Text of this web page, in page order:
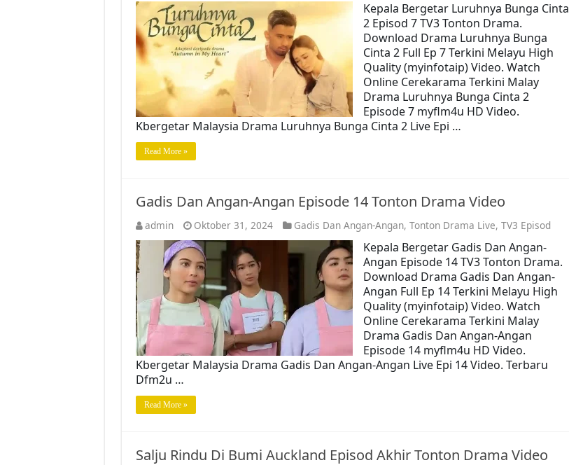
Kepala Bergetar Luruhnya Bunga Cinta
2 Episod 7 TV3 Tonton Drama.
Download Drama Luruhnya Bunga
Cinta 2 Full Ep 7 Terkini Melayu High
Quality (myinfotaip) Video. Watch
Online Cerekarama Terkini Malay
Drama Luruhnya Bunga Cinta 2
Episode 7 myflm4u HD Video.
Kbergetar Malaysia Drama Luruhnya Bunga Cinta 2 Live Epi …
Read More »
Gadis Dan Angan-Angan Episode 14 Tonton Drama Video
admin Oktober 31, 2024 Gadis Dan Angan-Angan, Tonton Drama Live, TV3 Episod
Kepala Bergetar Gadis Dan Angan-
Angan Episode 14 TV3 Tonton Drama.
Download Drama Gadis Dan Angan-
Angan Full Ep 14 Terkini Melayu High
Quality (myinfotaip) Video. Watch
Online Cerekarama Terkini Malay
Drama Gadis Dan Angan-Angan
Episode 14 myflm4u HD Video.
Kbergetar Malaysia Drama Gadis Dan Angan-Angan Live Epi 14 Video. Terbaru
Dfm2u …
Read More »
Salju Rindu Di Bumi Auckland Episod Akhir Tonton Drama Video